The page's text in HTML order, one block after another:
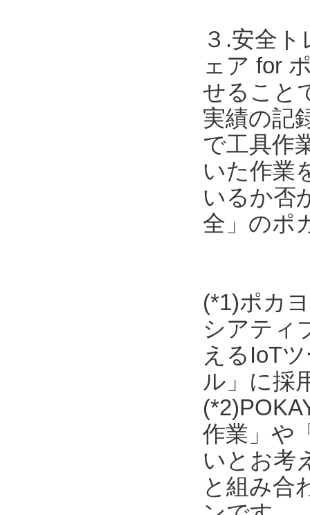
３.安全
ェア for
せること
実績の記
で工具作
いた作業
いるか否
全」のポ
(*1)ポカ
シアティ
えるIoT
ル」に採
作業」や
いとお考
と組み合